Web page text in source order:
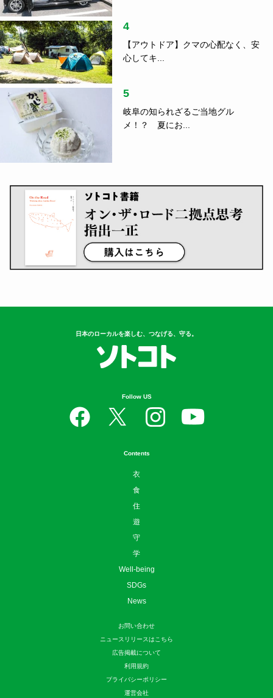
4
【アウトドア】クマの心配なく、安
心してキ...
5
岐阜の知られざるご当地グル
メ！？ 夏にお...
日本のローカルを楽しむ、つなげる、守る。
Follow US
Contents
衣
食
住
遊
守
学
Well-being
SDGs
News
お問い合わせ
ニュースリリースはこちら
広告掲載について
利用規約
プライバシーポリシー
運営会社